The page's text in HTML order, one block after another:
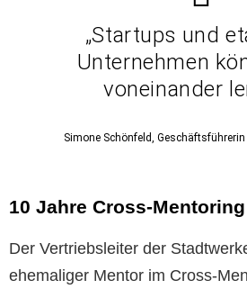
„Startups und
Unternehmen
voneinander
Simone Schönfeld,
10 Jahre Cross-Mentoring
Der Vertriebsleiter der
ehemaliger Mentor im Cross-